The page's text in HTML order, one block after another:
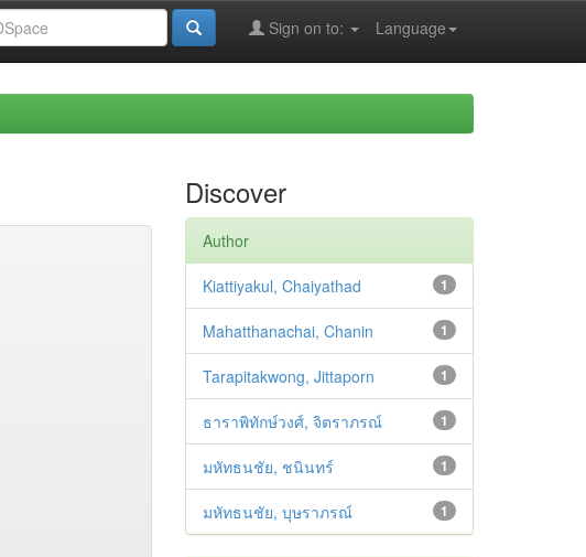
Language
Sign on to:
Discover
Author
1
Kiattiyakul, Chaiyathad
1
Mahatthanachai, Chanin
1
Tarapitakwong, Jittaporn
1
ธาราพิทักษ์วงศ์, จิตราภรณ์
1
มหัทธนชัย, ชนินทร์
1
มหัทธนชัย, บุษราภรณ์